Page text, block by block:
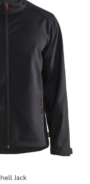
Jack